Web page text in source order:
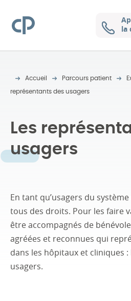
Clinique Pasteur
la
Accueil Parcours patient
représentants des usagers
Les
usagers
En tant qu’usagers du
tous des droits. Pour les faire
être accompagnés de
agréées et reconnues qui
dans les hôpitaux et cliniques
usagers.